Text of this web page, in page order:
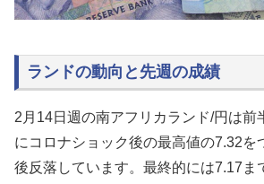
ランドの動向と先週の成績
2月14日週の南アフリカランド/円は前
にコロナショック後の最高値の7.32を
後反落しています。最終的には7.17ま